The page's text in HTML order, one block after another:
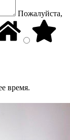
Пожалуйста,
время.